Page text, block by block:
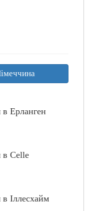
в Ерланген
в Celle
в Іллесхайм